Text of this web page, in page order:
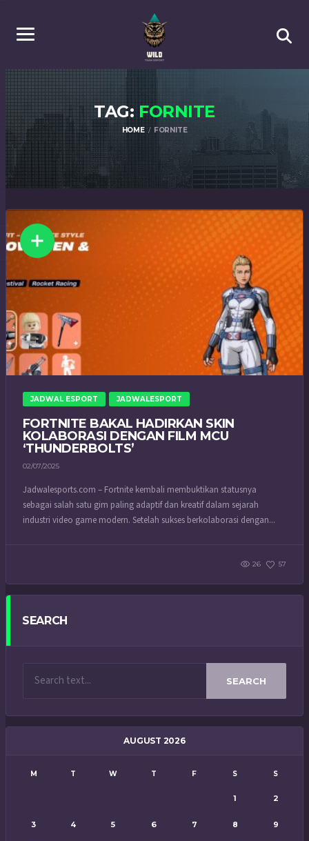
TAG: FORNITE
HOME FORNITE
JADWAL ESPORT JADWALESPORT
FORTNITE BAKAL HADIRKAN SKIN
KOLABORASI DENGAN FILM MCU
‘THUNDERBOLTS’
02/07/2025
Jadwalesports.com – Fortnite kembali membuktikan statusnya
sebagai salah satu gim paling adaptif dan kreatif dalam sejarah
industri video game modern. Setelah sukses berkolaborasi dengan...
26 57
SEARCH
SEARCH
AUGUST 2026
M T W T F S S
1 2
3 4 5 6 7 8 9